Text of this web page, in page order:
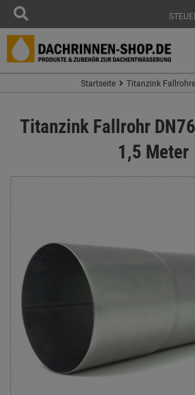
Startseite Titanzink
Titanzink Fallrohr
1,5 Meter